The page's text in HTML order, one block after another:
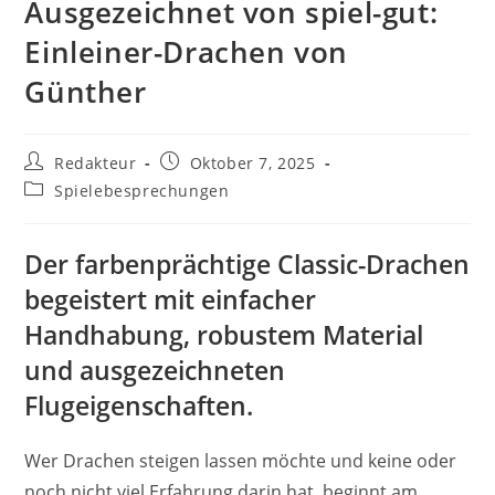
Ausgezeichnet von spiel-gut:
Einleiner-Drachen von
Günther
Beitrags-
Autor:
Redakteur
Beitrag
veröffentlicht:
Oktober 7, 2025
Beitrags-
Spielebesprechungen
Der farbenprächtige Classic-Drachen
begeistert mit einfacher
Handhabung, robustem Material
und ausgezeichneten
Flugeigenschaften.
Wer Drachen steigen lassen möchte und keine oder